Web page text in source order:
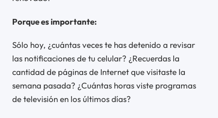
Porque es importante:
Sólo hoy, ¿cuántas veces te has detenido a revisar
las notificaciones de tu celular? ¿Recuerdas la
cantidad de páginas de Internet que visitaste la
semana pasada? ¿Cuántas horas viste programas
de televisión en los últimos días?